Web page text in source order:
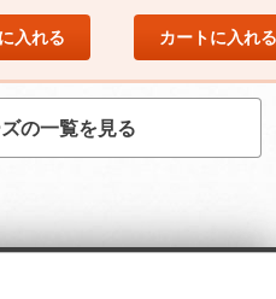
入れる カートに入れる
の一覧を見る